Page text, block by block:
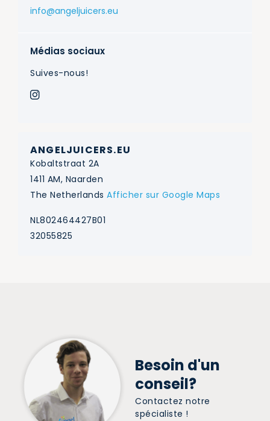
info@angeljuicers.eu
Médias sociaux
Suives-nous!
ANGELJUICERS.EU
Kobaltstraat 2A
1411 AM, Naarden
The Netherlands Afficher sur Google Maps
NL802464427B01
32055825
Besoin d'un
conseil?
Contactez notre
spécialiste !